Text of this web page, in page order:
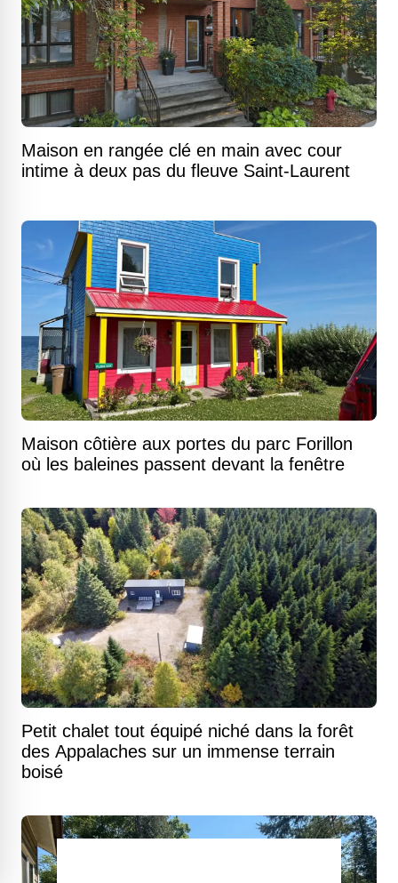
Maison en rangée clé en main avec cour
intime à deux pas du fleuve Saint-Laurent
Maison côtière aux portes du parc Forillon
où les baleines passent devant la fenêtre
Petit chalet tout équipé niché dans la forêt
des Appalaches sur un immense terrain
boisé